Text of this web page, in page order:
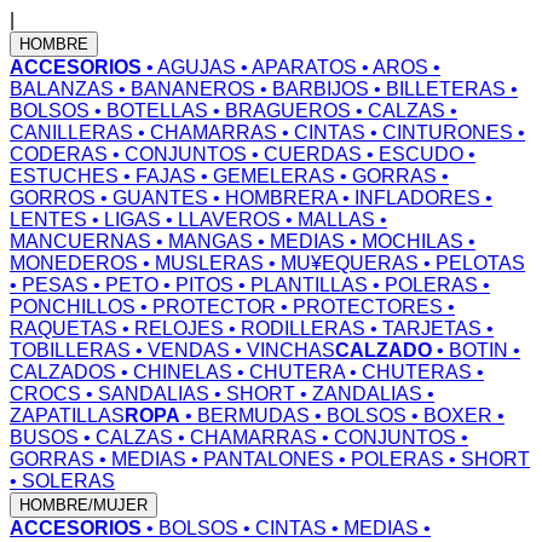
HOMBRE
ACCESORIOS • AGUJAS • APARATOS • AROS •
BALANZAS • BANANEROS • BARBIJOS • BILLETERAS •
BOLSOS • BOTELLAS • BRAGUEROS • CALZAS •
CANILLERAS • CHAMARRAS • CINTAS • CINTURONES •
CODERAS • CONJUNTOS • CUERDAS • ESCUDO •
ESTUCHES • FAJAS • GEMELERAS • GORRAS •
GORROS • GUANTES • HOMBRERA• INFLADORES •
LENTES • LIGAS • LLAVEROS • MALLAS •
MANCUERNAS • MANGAS • MEDIAS • MOCHILAS •
MONEDEROS • MUSLERAS • MU¥EQUERAS • PELOTAS
• PESAS • PETO • PITOS • PLANTILLAS • POLERAS •
PONCHILLOS • PROTECTOR • PROTECTORES •
RAQUETAS • RELOJES • RODILLERAS • TARJETAS •
TOBILLERAS • VENDAS • VINCHASCALZADO • BOTIN •
CALZADOS • CHINELAS • CHUTERA• CHUTERAS •
CROCS • SANDALIAS • SHORT • ZANDALIAS •
ZAPATILLAS ROPA • BERMUDAS • BOLSOS • BOXER •
BUSOS • CALZAS • CHAMARRAS • CONJUNTOS •
GORRAS • MEDIAS • PANTALONES • POLERAS • SHORT
• SOLERAS
HOMBRE/MUJER
ACCESORIOS • BOLSOS • CINTAS • MEDIAS •